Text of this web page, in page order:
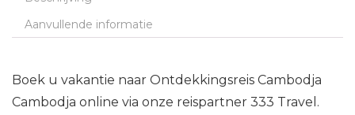
Aanvullende informatie
Boek u vakantie naar Ontdekkingsreis Cambodja
Cambodja online via onze reispartner 333 Travel.